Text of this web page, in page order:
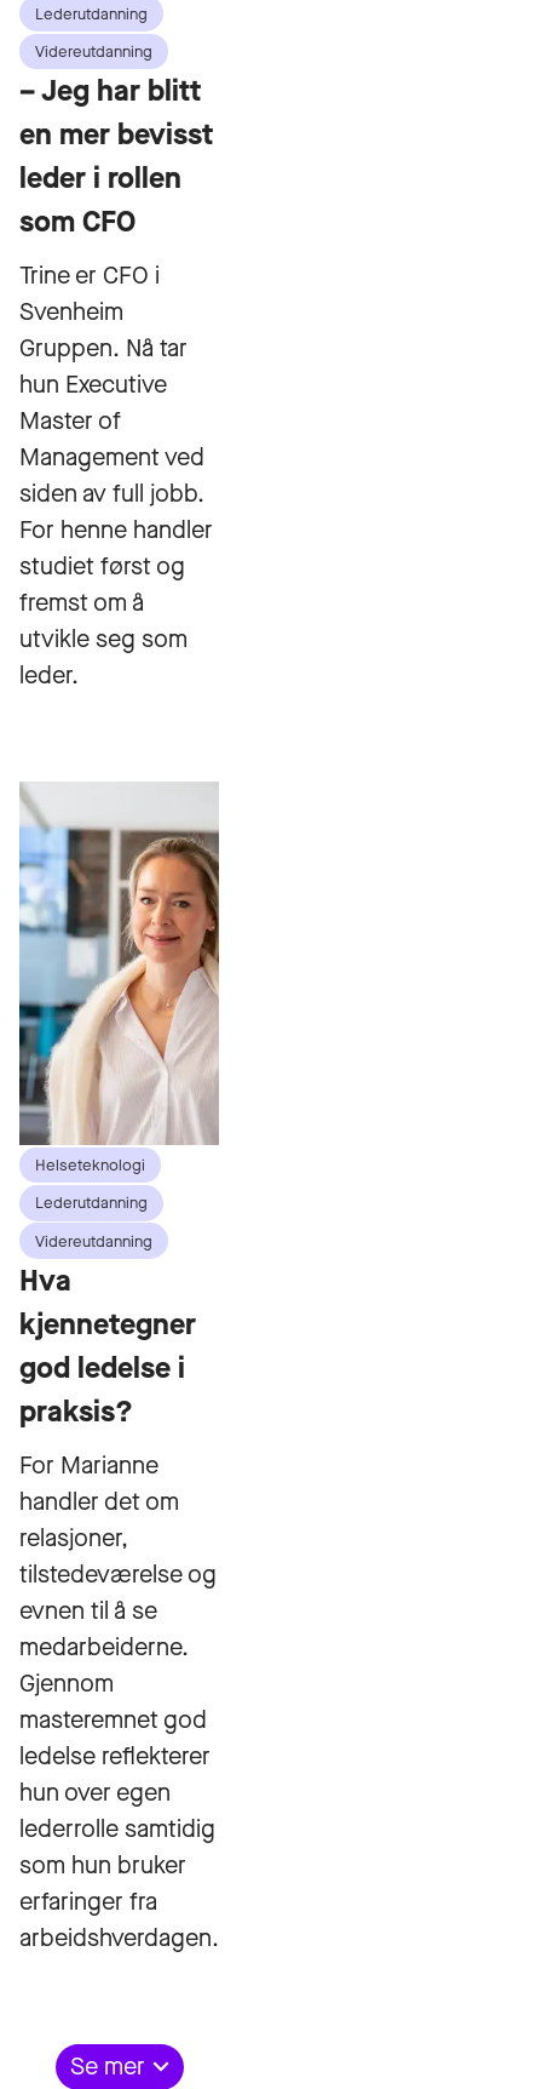
Lederutdanning
Videreutdanning
– Jeg har blitt
en mer bevisst
leder i rollen
som CFO
Trine er CFO i
Svenheim
Gruppen. Nå tar
hun Executive
Master of
Management ved
siden av full jobb.
For henne handler
studiet først og
fremst om å
utvikle seg som
leder.
Helseteknologi
Lederutdanning
Videreutdanning
Hva
kjennetegner
god ledelse i
praksis?
For Marianne
handler det om
relasjoner,
tilstedeværelse og
evnen til å se
medarbeiderne.
Gjennom
masteremnet god
ledelse reflekterer
hun over egen
lederrolle samtidig
som hun bruker
erfaringer fra
arbeidshverdagen.
Se mer